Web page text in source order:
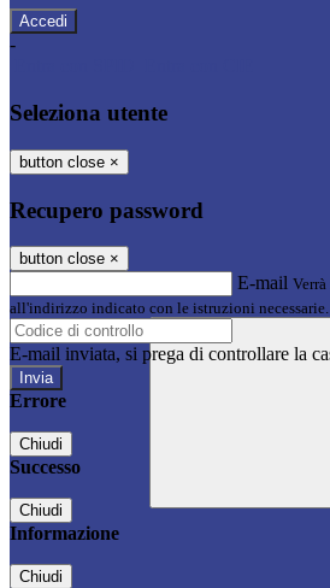
-
Seleziona utente
button close ×
Recupero password
button close ×
E-mail
all'indirizzo indicato con le istruzioni necessarie.
E-mail inviata, si prega di controllare la
Errore
Chiudi
Successo
Chiudi
Informazione
Chiudi